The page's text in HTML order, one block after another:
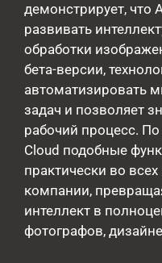
демонстрирует, что
развивать
обработки
бета-версии,
автоматизировать
задач и позволяет
рабочий процесс.
Cloud подобные
практически во
компании,
интеллект в
фотографов,